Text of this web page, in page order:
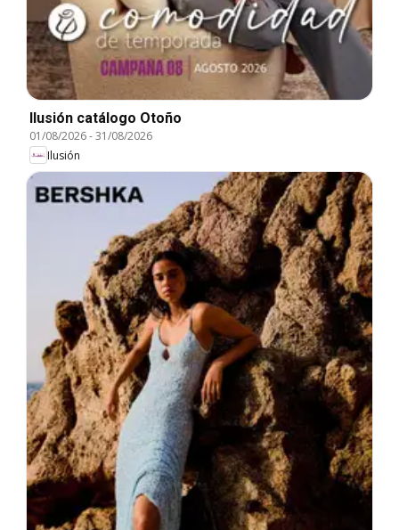
Ilusión catálogo Otoño
01/08/2026-31/08/2026
Ilusión